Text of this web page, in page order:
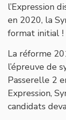
l’Expression
en 2020, la
format initial !
La réforme
l’épreuve de
Passerelle 2
Expression,
candidats